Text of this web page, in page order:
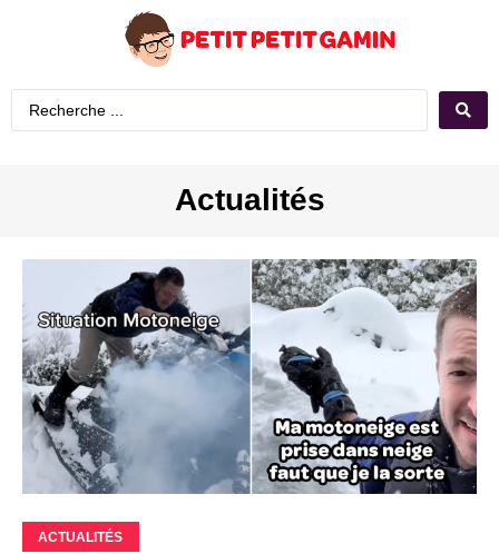
Actualités
ACTUALITÉS